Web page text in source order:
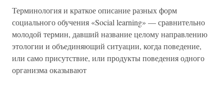
Терминология и краткое описание разных форм
социального обучения «Social learning» — сравнительно
молодой термин, давший название целому направлению
этологии и объединяющий ситуации, когда поведение,
или само присутствие, или продукты поведения одного
организма оказывают